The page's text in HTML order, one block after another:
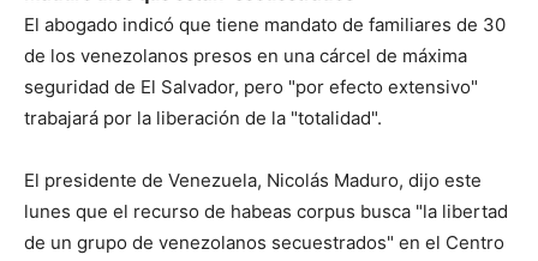
El abogado indicó que tiene mandato de familiares de 30
de los venezolanos presos en una cárcel de máxima
seguridad de El Salvador, pero "por efecto extensivo"
trabajará por la liberación de la "totalidad".
El presidente de Venezuela, Nicolás Maduro, dijo este
lunes que el recurso de habeas corpus busca "la libertad
de un grupo de venezolanos secuestrados" en el Centro